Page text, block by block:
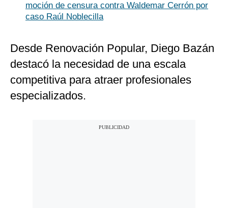
moción de censura contra Waldemar Cerrón por
caso Raúl Noblecilla
Desde Renovación Popular, Diego Bazán
destacó la necesidad de una escala
competitiva para atraer profesionales
especializados.